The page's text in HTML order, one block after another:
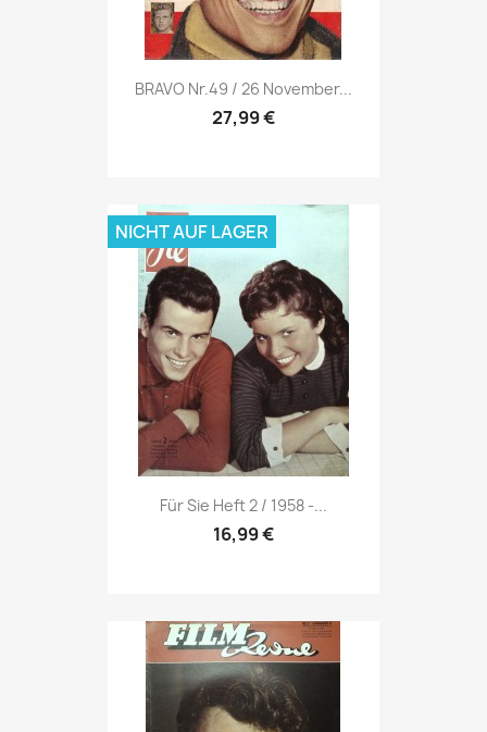
Vorschau
BRAVO Nr.49 / 26 November...
27,99 €
Vorschau
Für Sie Heft 2 / 1958 -...
16,99 €
NICHT AUF LAGER